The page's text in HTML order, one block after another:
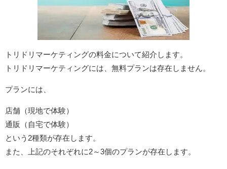
トリドリマーケティングの料金について紹介します。
トリドリマーケティングには、無料プランは存在しません。
プランには、
店舗（現地で体験）
通販（自宅で体験）
という2種類が存在します。
また、上記のそれぞれに2～3個のプランが存在します。